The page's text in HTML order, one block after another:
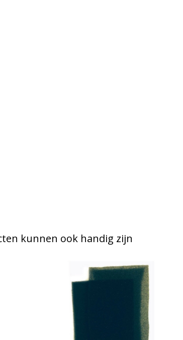
kunnen ook handig zijn